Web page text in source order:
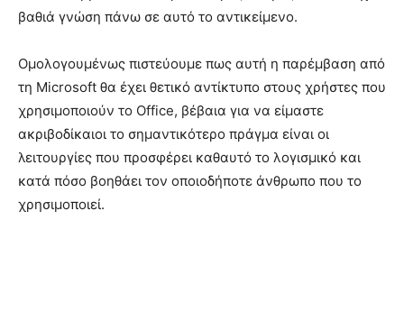
βαθιά γνώση πάνω σε αυτό το αντικείμενο.
Ομολογουμένως πιστεύουμε πως αυτή η παρέμβαση από
τη Microsoft θα έχει θετικό αντίκτυπο στους χρήστες που
χρησιμοποιούν το Office, βέβαια για να είμαστε
ακριβοδίκαιοι το σημαντικότερο πράγμα είναι οι
λειτουργίες που προσφέρει καθαυτό το λογισμικό και
κατά πόσο βοηθάει τον οποιοδήποτε άνθρωπο που το
χρησιμοποιεί.